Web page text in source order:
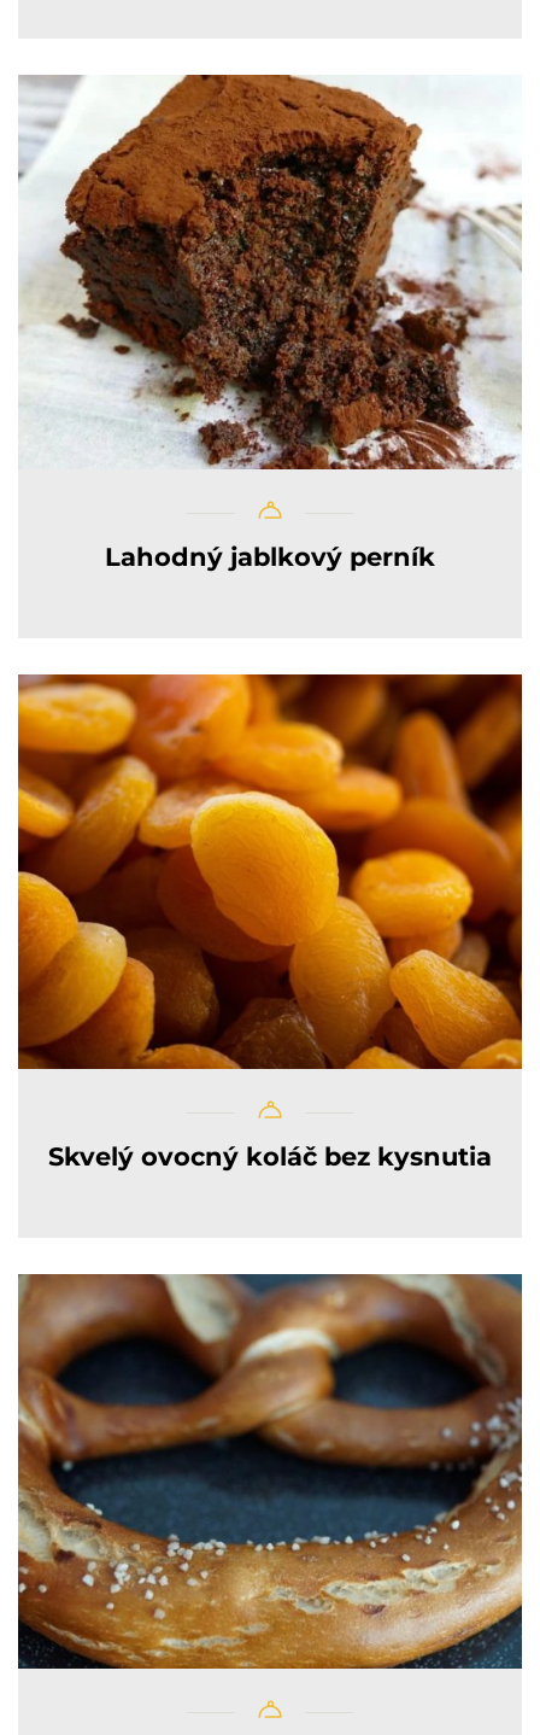
Lahodný jablkový perník
Skvelý ovocný koláč bez kysnutia